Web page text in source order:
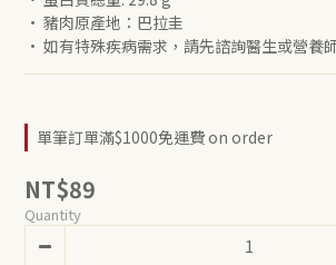
• 豬肉原產地：巴拉圭
• 如有特殊疾病需求，請先諮詢醫生或營養
單筆訂單滿$1000免運費 on order
NT$89
Quantity